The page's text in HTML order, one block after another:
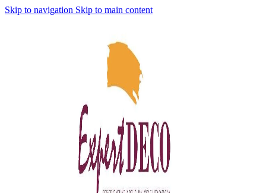
Skip to navigation Skip to main content